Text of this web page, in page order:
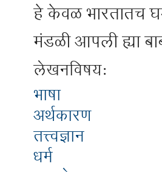
हे केवळ भारतातच
मंडळी आपली ह्या
लेखनविषय:
भाषा
अर्थकारण
तत्त्वज्ञान
धर्म